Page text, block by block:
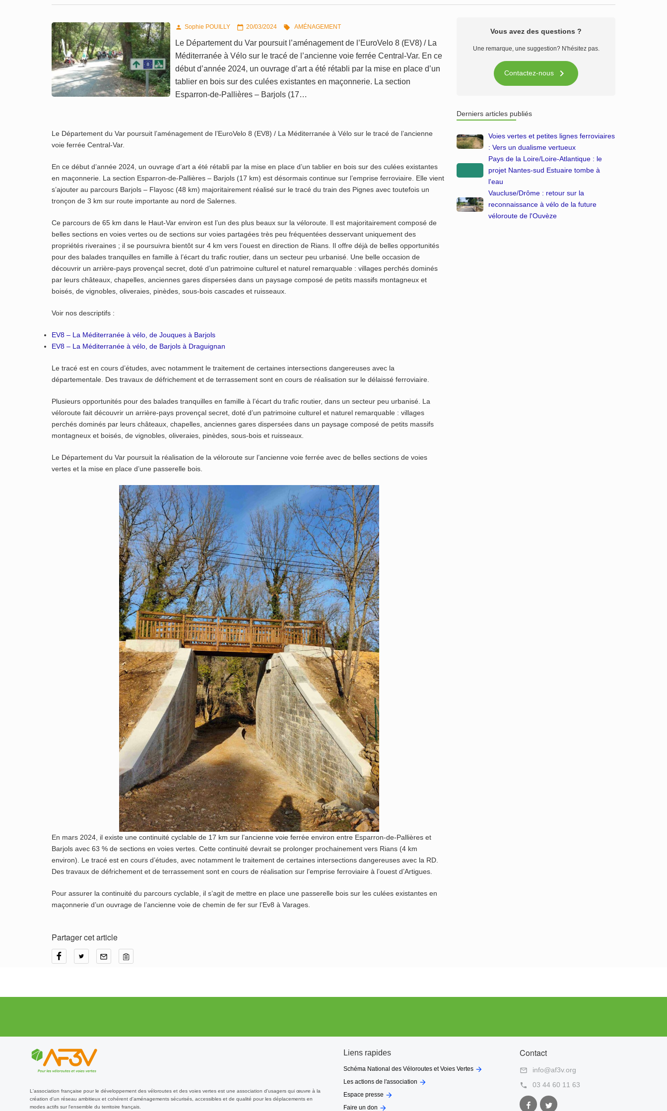
 Sophie POUILLY  20/03/2024  AMÉNAGEMENT
Le Département du Var poursuit l’aménagement de l’EuroVelo 8 (EV8) / La
Méditerranée à Vélo sur le tracé de l’ancienne voie ferrée Central-Var. En ce
début d’année 2024, un ouvrage d’art a été rétabli par la mise en place d’un
tablier en bois sur des culées existantes en maçonnerie. La section
Esparron-de-Pallières – Barjols (17…
Le Département du Var poursuit l’aménagement de l’EuroVelo 8 (EV8) / La Méditerranée à Vélo sur le tracé de l’ancienne
voie ferrée Central-Var.
En ce début d’année 2024, un ouvrage d’art a été rétabli par la mise en place d’un tablier en bois sur des culées existantes
en maçonnerie. La section Esparron-de-Pallières – Barjols (17 km) est désormais continue sur l’emprise ferroviaire. Elle vient
s’ajouter au parcours Barjols – Flayosc (48 km) majoritairement réalisé sur le tracé du train des Pignes avec toutefois un
tronçon de 3 km sur route importante au nord de Salernes.
Ce parcours de 65 km dans le Haut-Var environ est l’un des plus beaux sur la véloroute. Il est majoritairement composé de
belles sections en voies vertes ou de sections sur voies partagées très peu fréquentées desservant uniquement des
propriétés riveraines ; il se poursuivra bientôt sur 4 km vers l’ouest en direction de Rians. Il offre déjà de belles opportunités
pour des balades tranquilles en famille à l’écart du trafic routier, dans un secteur peu urbanisé. Une belle occasion de
découvrir un arrière-pays provençal secret, doté d’un patrimoine culturel et naturel remarquable : villages perchés dominés
par leurs châteaux, chapelles, anciennes gares dispersées dans un paysage composé de petits massifs montagneux et
boisés, de vignobles, oliveraies, pinèdes, sous-bois cascades et ruisseaux.
Voir nos descriptifs :
EV8 – La Méditerranée à vélo, de Jouques à Barjols
EV8 – La Méditerranée à vélo, de Barjols à Draguignan
Le tracé est en cours d’études, avec notamment le traitement de certaines intersections dangereuses avec la
départementale. Des travaux de défrichement et de terrassement sont en cours de réalisation sur le délaissé ferroviaire.
Plusieurs opportunités pour des balades tranquilles en famille à l’écart du trafic routier, dans un secteur peu urbanisé. La
véloroute fait découvrir un arrière-pays provençal secret, doté d’un patrimoine culturel et naturel remarquable : villages
perchés dominés par leurs châteaux, chapelles, anciennes gares dispersées dans un paysage composé de petits massifs
montagneux et boisés, de vignobles, oliveraies, pinèdes, sous-bois et ruisseaux.
Le Département du Var poursuit la réalisation de la véloroute sur l’ancienne voie ferrée avec de belles sections de voies
vertes et la mise en place d’une passerelle bois.
En mars 2024, il existe une continuité cyclable de 17 km sur l’ancienne voie ferrée environ entre Esparron-de-Pallières et
Barjols avec 63 % de sections en voies vertes. Cette continuité devrait se prolonger prochainement vers Rians (4 km
environ). Le tracé est en cours d’études, avec notamment le traitement de certaines intersections dangereuses avec la RD.
Des travaux de défrichement et de terrassement sont en cours de réalisation sur l’emprise ferroviaire à l’ouest d’Artigues.
Pour assurer la continuité du parcours cyclable, il s’agit de mettre en place une passerelle bois sur les culées existantes en
maçonnerie d’un ouvrage de l’ancienne voie de chemin de fer sur l’Ev8 à Varages.
Vous avez des questions ?
Une remarque, une suggestion? N'hésitez pas.
Contactez-nous 
Derniers articles publiés
Voies vertes et petites lignes ferroviaires
: Vers un dualisme vertueux
Pays de la Loire/Loire-Atlantique : le
projet Nantes-sud Estuaire tombe à
l'eau
Vaucluse/Drôme : retour sur la
reconnaissance à vélo de la future
véloroute de l'Ouvèze
Partager cet article
L'association française pour le développement des véloroutes et des voies vertes est une association d'usagers qui œuvre à la
création d'un réseau ambitieux et cohérent d'aménagements sécurisés, accessibles et de qualité pour les déplacements en
modes actifs sur l'ensemble du territoire français.
Liens rapides
Schéma National des Véloroutes et Voies Vertes 
Les actions de l'association 
Espace presse 
Faire un don 
Contact

info@af3v.org

03 44 60 11 63
Facebook
Twitter